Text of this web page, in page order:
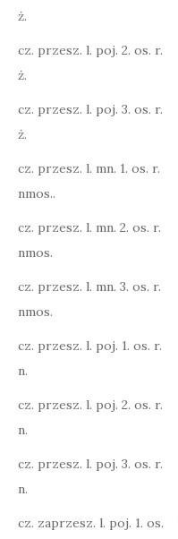
ż.
cz. przesz. l. poj. 2. os. r.
ż.
cz. przesz. l. poj. 3. os. r.
ż.
cz. przesz. l. mn. 1. os. r.
nmos..
cz. przesz. l. mn. 2. os. r.
nmos.
cz. przesz. l. mn. 3. os. r.
nmos.
cz. przesz. l. poj. 1. os. r.
n.
cz. przesz. l. poj. 2. os. r.
n.
cz. przesz. l. poj. 3. os. r.
n.
cz. zaprzesz. l. poj. 1. os.